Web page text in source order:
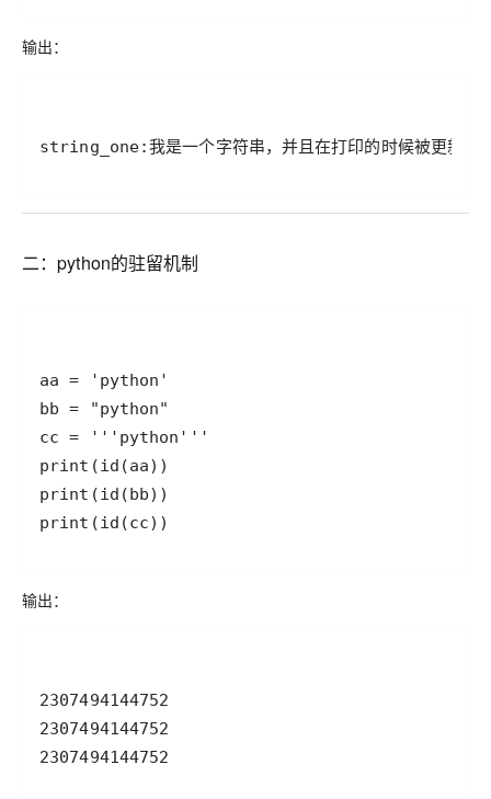
输出：
string_one:我是一个字符串，并且在打印的时候被更新了
二：python的驻留机制
print(id(cc))
输出：
2307494144752